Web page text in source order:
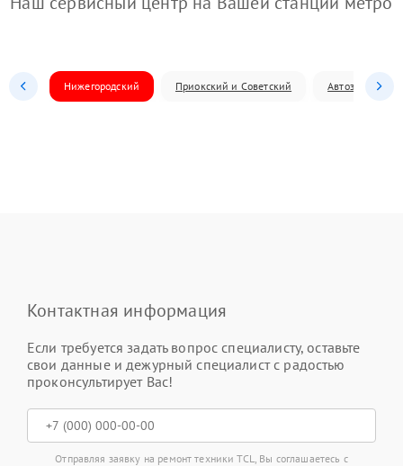
Нижегородский Приокский и Советский Автозаводский
Контактная информация
Если требуется задать вопрос специалисту, оставьте
свои данные и дежурный специалист с радостью
проконсультирует Вас!
Отправляя заявку на ремонт техники TCL, Вы соглашаетесь с